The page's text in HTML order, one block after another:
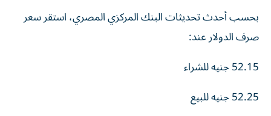
بحسب أحدث تحديثات البنك المركزي المصري، استقر سعر
صرف الدولار عند:
52.15 جنيه للشراء
52.25 جنيه للبيع